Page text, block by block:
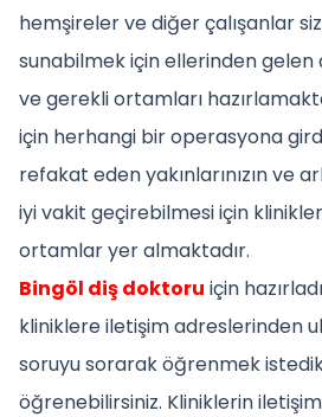
hemşireler ve diğer çalışanlar
sunabilmek için ellerinden
ve gerekli ortamları
için herhangi bir operasyona
refakat eden yakınlarınızın ve
iyi vakit geçirebilmesi için
ortamlar yer almaktadır.
Bingöl diş doktoru için
kliniklere iletişim adreslerinden
soruyu sorarak öğrenmek
öğrenebilirsiniz. Kliniklerin